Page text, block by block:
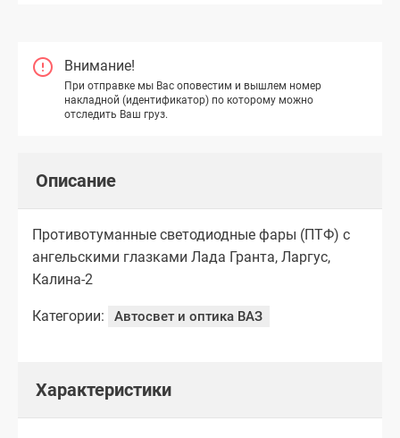
Внимание!
При отправке мы Вас оповестим и вышлем номер
накладной (идентификатор) по которому можно
отследить Ваш груз.
Описание
Противотуманные светодиодные фары (ПТФ) с
ангельскими глазками Лада Гранта, Ларгус,
Калина-2
Категории: Автосвет и оптика ВАЗ
Характеристики